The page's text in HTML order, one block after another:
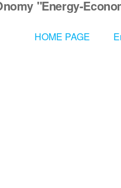
"Energy-
HOME PAGE